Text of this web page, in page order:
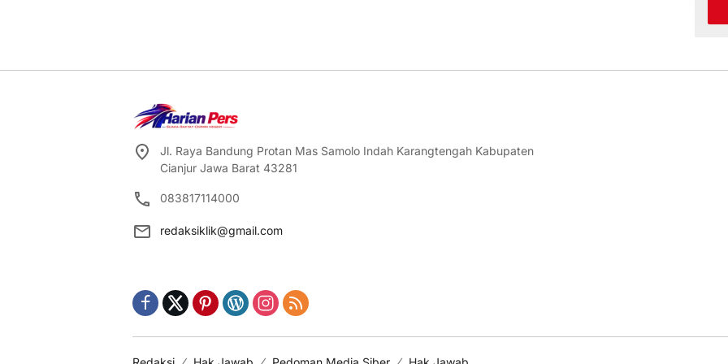
Jl. Raya Bandung Protan Mas Samolo Indah Karangtengah Kabupaten
Cianjur Jawa Barat 43281
083817114000
redaksiklik@gmail.com